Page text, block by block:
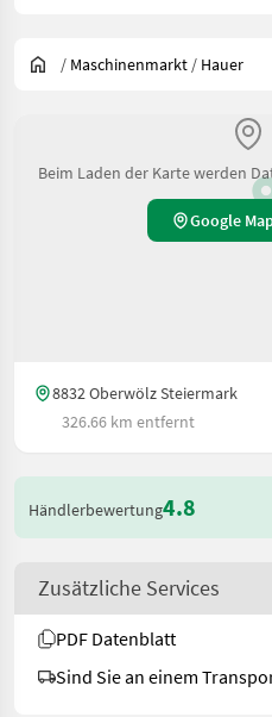
/ Maschinenmarkt / Hauer
Beim Laden der Karte werden
Google
8832 Oberwölz Steiermark
326.66 km entfernt
Händlerbewertung4.8
Zusätzliche Services
PDF Datenblatt
Sind Sie an einem